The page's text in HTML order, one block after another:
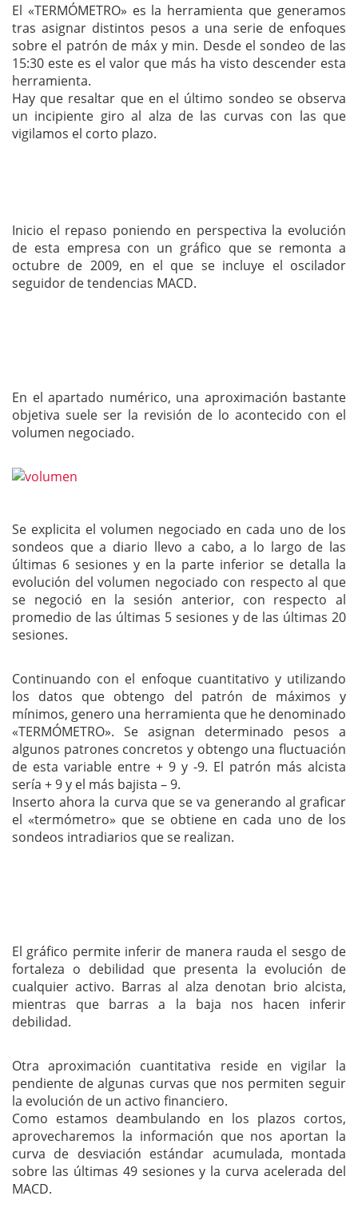
El «TERMÓMETRO» es la herramienta que generamos
tras asignar distintos pesos a una serie de enfoques
sobre el patrón de máx y min. Desde el sondeo de las
15:30 este es el valor que más ha visto descender esta
herramienta.
Hay que resaltar que en el último sondeo se observa
un incipiente giro al alza de las curvas con las que
vigilamos el corto plazo.
Inicio el repaso poniendo en perspectiva la evolución
de esta empresa con un gráfico que se remonta a
octubre de 2009, en el que se incluye el oscilador
seguidor de tendencias MACD.
En el apartado numérico, una aproximación bastante
objetiva suele ser la revisión de lo acontecido con el
volumen negociado.
Se explicita el volumen negociado en cada uno de los
sondeos que a diario llevo a cabo, a lo largo de las
últimas 6 sesiones y en la parte inferior se detalla la
evolución del volumen negociado con respecto al que
se negoció en la sesión anterior, con respecto al
promedio de las últimas 5 sesiones y de las últimas 20
sesiones.
Continuando con el enfoque cuantitativo y utilizando
los datos que obtengo del patrón de máximos y
mínimos, genero una herramienta que he denominado
«TERMÓMETRO». Se asignan determinado pesos a
algunos patrones concretos y obtengo una fluctuación
de esta variable entre + 9 y -9. El patrón más alcista
sería + 9 y el más bajista – 9.
Inserto ahora la curva que se va generando al graficar
el «termómetro» que se obtiene en cada uno de los
sondeos intradiarios que se realizan.
El gráfico permite inferir de manera rauda el sesgo de
fortaleza o debilidad que presenta la evolución de
cualquier activo. Barras al alza denotan brio alcista,
mientras que barras a la baja nos hacen inferir
debilidad.
Otra aproximación cuantitativa reside en vigilar la
pendiente de algunas curvas que nos permiten seguir
la evolución de un activo financiero.
Como estamos deambulando en los plazos cortos,
aprovecharemos la información que nos aportan la
curva de desviación estándar acumulada, montada
sobre las últimas 49 sesiones y la curva acelerada del
MACD.